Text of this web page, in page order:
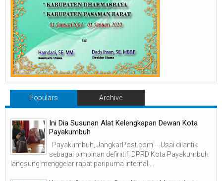
Populars Archive
Ini Dia Susunan Alat Kelengkapan Dewan Kota
Payakumbuh
Payakumbuh, JangkarPost.com ---Usai dilantik
sebagai pimpinan definitif, DPRD Kota Payakumbuh
langsung menggelar rapat paripurna internal ...